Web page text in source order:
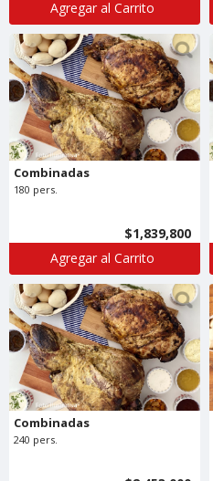
Agregar al Carrito
Combinadas
180 pers.
$1,839,800
Agregar al Carrito
Combinadas
240 pers.